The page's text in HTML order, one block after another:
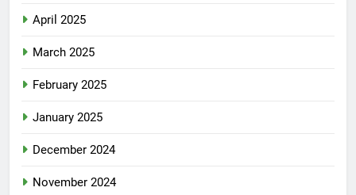
April 2025
March 2025
February 2025
January 2025
December 2024
November 2024